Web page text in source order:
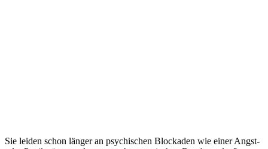
Sie leiden schon länger an psychischen Blockaden wie einer Angst-